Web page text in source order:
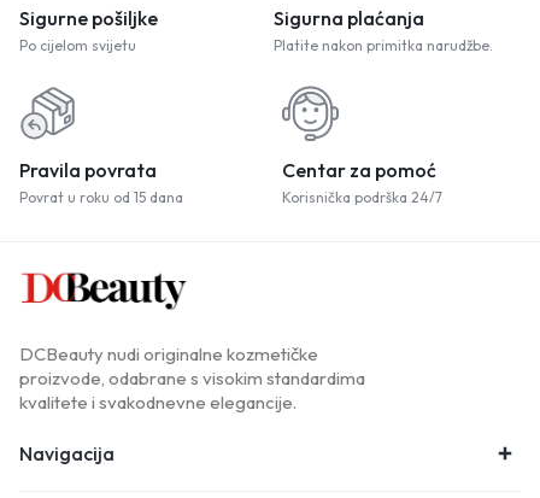
Sigurne pošiljke
Po cijelom svijetu
Sigurna plaćanja
Platite nakon primitka narudžbe.
Pravila povrata
Povrat u roku od 15 dana
Centar za pomoć
Korisnička podrška 24/7
DCBeauty nudi originalne kozmetičke
proizvode, odabrane s visokim standardima
kvalitete i svakodnevne elegancije.
Navigacija